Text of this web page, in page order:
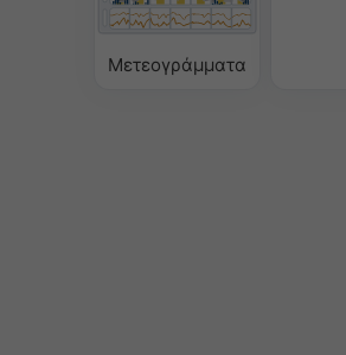
Μετεογράμματα